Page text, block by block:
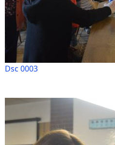
Dsc 0003